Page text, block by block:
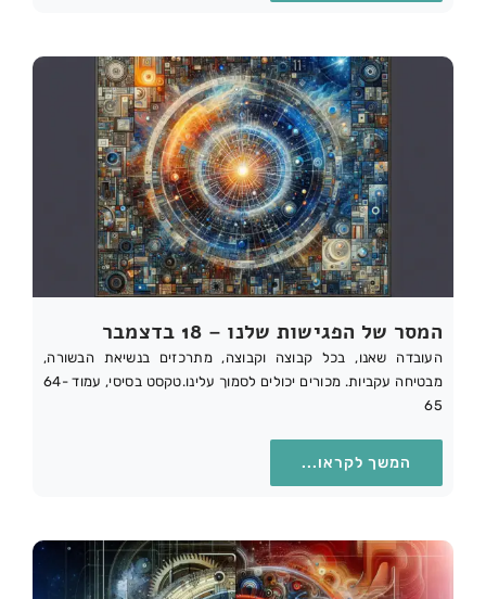
המסר של הפגישות שלנו – 18 בדצמבר
העובדה שאנו, בכל קבוצה וקבוצה, מתרכזים בנשיאת הבשורה,
מבטיחה עקביות. מכורים יכולים לסמוך עלינו.טקסט בסיסי, עמוד 64-
65
המשך לקראו...